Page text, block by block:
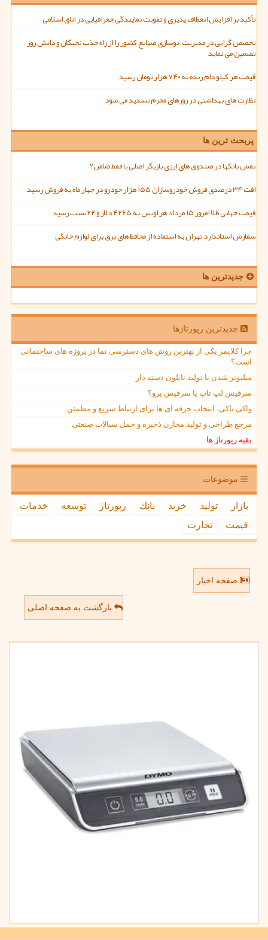
تأکید بر افزایش انعطاف پذیری و تقویت نمایندگی جغرافیایی در اتاق اسلامی
تخصص گرایی در مدیریت، نوسازی صنایع کشور را از راه جذب نخبگان و دانش روز
تضمین می نماید
قیمت هر کیلو دام زنده به ۷۴۰ هزار تومان رسید
نظارت های بهداشتی در روزهای محرم تشدید می شود
پربحث ترین ها
نقش بانکها در صندوق های ارزی بازیگر اصلی یا فقط ضامن؟
افت ۳۴ درصدی فروش خودروسازان ۱۵۵ هزار خودرو در چهار ماه به فروش رسید
قیمت جهانی طلا امروز ۱۵ مرداد هر اونس به ۴۲۶۵ دلار و ۲۲ سنت رسید
سفارش استاندارد تهران به استفاده از محافظ های برق برای لوازم خانگی
جدیدترین ها
جدیدترین رپورتاژها
چرا کلایمر یکی از بهترین روش های دسترسی نما در پروژه های ساختمانی
است؟
میلیونر شدن با تولید نایلون دسته دار
سرفیس لپ تاپ یا سرفیس پرو؟
واکی تاکی، انتخاب حرفه ای ها برای ارتباط سریع و مطمئن
مرجع طراحی و تولید مخازن ذخیره و حمل سیالات صنعتی
بقیه رپورتاژ ها
موضوعات
بازار تولید خرید بانك رپورتاژ توسعه
خدمات
قیمت
تجارت
صفحه اخبار
بازگشت به صفحه اصلی